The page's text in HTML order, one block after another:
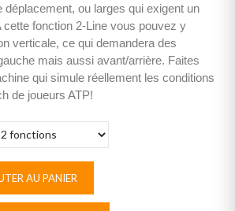
déplacement, ou larges qui exigent un
cette fonction 2-Line vous pouvez y
verticale, ce qui demandera des
mais aussi avant/arrière. Faites
qui simule réellement les conditions
de joueurs ATP!
AU PANIER